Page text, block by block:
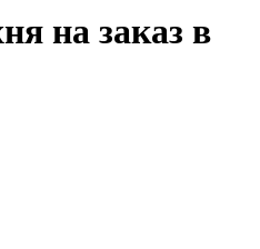
на заказ в